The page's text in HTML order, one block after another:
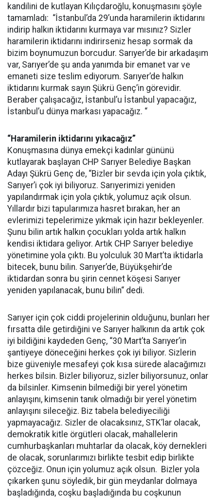
kandilini de kutlayan Kılıçdaroğlu, konuşmasını şöyle
tamamladı: “İstanbul’da 29’unda haramilerin iktidarını
indirip halkın iktidarını kurmaya var mısınız? Sizler
haramilerin iktidarını indirirseniz hesap sormak da
bizim boynumuzun borcudur. Sarıyer’de bir arkadaşım
var, Sarıyer’de şu anda yanımda bir emanet var ve
emaneti size teslim ediyorum. Sarıyer’de halkın
iktidarını kurmak sayın Şükrü Genç’in görevidir.
Beraber çalışacağız, İstanbul’u İstanbul yapacağız,
İstanbul’u dünya markası yapacağız. “
“Haramilerin iktidarını yıkacağız”
Konuşmasına dünya emekçi kadınlar gününü
kutlayarak başlayan CHP Sarıyer Belediye Başkan
Adayı Şükrü Genç de, “Bizler bir sevda için yola çıktık,
Sarıyer’i çok iyi biliyoruz. Sarıyerimizi yeniden
yapılandırmak için yola çıktık, yolumuz açık olsun.
Yıllardır bizi tapularımıza hasret bırakan, her an
evlerimizi tepelerimize yıkmak için hazır bekleyenler.
Şunu bilin artık halkın çocukları yolda artık halkın
kendisi iktidara geliyor. Artık CHP Sarıyer belediye
yönetimine yola çıktı. Bu yolculuk 30 Mart’ta iktidarla
bitecek, bunu bilin. Sarıyer’de, Büyükşehir’de
iktidardan sonra bu şirin cennet köşesi Sarıyer
yeniden yapılanacak, bunu bilin“ dedi.
Sarıyer için çok ciddi projelerinin olduğunu, bunları her
fırsatta dile getirdiğini ve Sarıyer halkının da artık çok
iyi bildiğini kaydeden Genç, “30 Mart’ta Sarıyer’in
şantiyeye döneceğini herkes çok iyi biliyor. Sizlerin
bize güveniyle mesafeyi çok kısa sürede alacağımızı
herkes bilsin. Bizler biliyoruz, sizler biliyorsunuz, onlar
da bilsinler. Kimsenin bilmediği bir yerel yönetim
anlayışını, kimsenin tanık olmadığı bir yerel yönetim
anlayışını sileceğiz. Biz tabela belediyeciliği
yapmayacağız. Sizler de olacaksınız, STK’lar olacak,
demokratik kitle örgütleri olacak, mahallelerin
cumhurbaşkanları muhtarlar da olacak, köy dernekleri
de olacak, sorunlarımızı birlikte tesbit edip birlikte
çözceğiz. Onun için yolumuz açık olsun. Bizler yola
çıkarken şunu söyledik, bir gün meydanlar dolmaya
başladığında, coşku başladığında bu coşkunun